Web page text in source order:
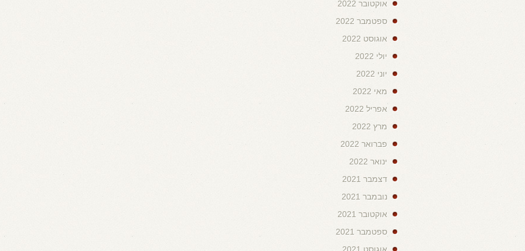
אוקטובר 2022
ספטמבר 2022
אוגוסט 2022
יולי 2022
יוני 2022
מאי 2022
אפריל 2022
מרץ 2022
פברואר 2022
ינואר 2022
דצמבר 2021
נובמבר 2021
אוקטובר 2021
ספטמבר 2021